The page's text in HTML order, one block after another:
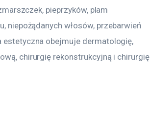
pieprzyków, plam
niepożądanych włosów, przebarwień
estetyczna obejmuje dermatologię,
chirurgię rekonstrukcyjną i chirurgię